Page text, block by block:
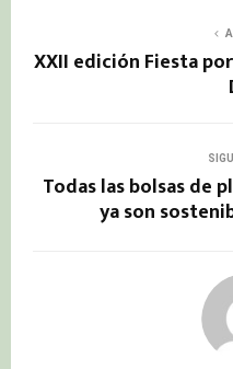
XXII edición Fiesta
Todas las bolsas de
ya son